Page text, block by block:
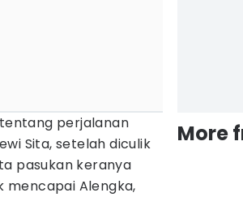
perjalanan
Sita, setelah diculik
pasukan keranya
mencapai Alengka,
More